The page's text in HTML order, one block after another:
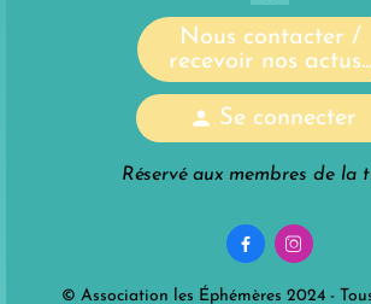
Nous contacter /
recevoir nos actus...
person Se connecter
Réservé aux membres de la
 
© Association les Éphémères 2024 -